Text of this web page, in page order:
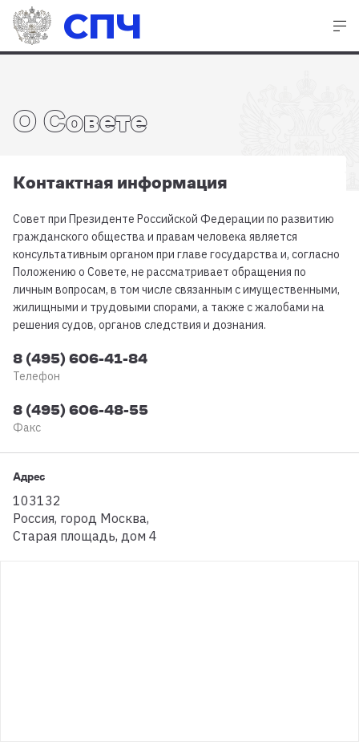
СПЧ
О Совете
Контактная информация
Cовет при Президенте Российской Федерации по развитию
гражданского общества и правам человека является
консультативным органом при главе государства и, согласно
Положению о Совете, не рассматривает обращения по
личным вопросам, в том числе связанным с имущественными,
жилищными и трудовыми спорами, а также с жалобами на
решения судов, органов следствия и дознания.
8 (495) 606-41-84
Телефон
8 (495) 606-48-55
Факс
Адрес
103132
Россия, город Москва,
Старая площадь, дом 4